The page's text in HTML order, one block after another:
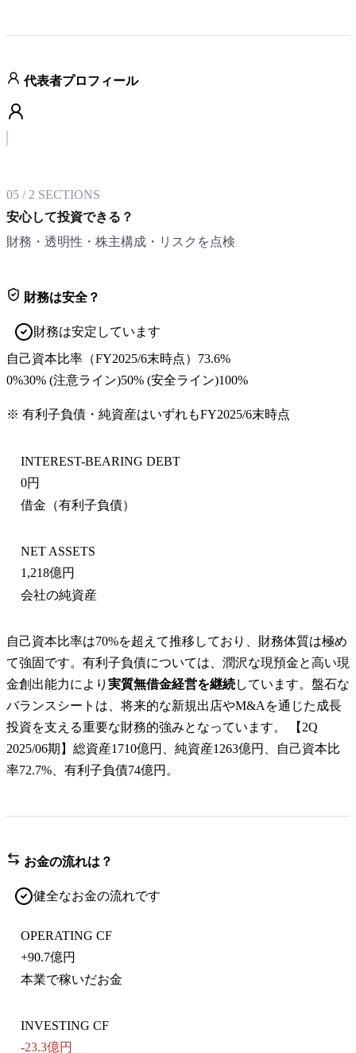
代表者プロフィール
05 / 2 SECTIONS
安心して投資できる？
財務・透明性・株主構成・リスクを点検
財務は安全？
財務は安定しています
自己資本比率 （FY2025/6末時点） 73.6%
0%30% (注意ライン)50% (安全ライン)100%
※ 有利子負債・純資産はいずれもFY2025/6末時点
INTEREST-BEARING DEBT
0円
借金（有利子負債）
NET ASSETS
1,218億円
会社の純資産
自己資本比率は70%を超えて推移しており、財務体質は極め
て強固です。有利子負債については、潤沢な現預金と高い現
金創出能力により 実質無借金経営を継続しています。盤石な
バランスシートは、将来的な新規出店やM&Aを通じた成長
投資を支える重要な財務的強みとなっています。 【2Q
2025/06期】総資産1710億円、純資産1263億円、自己資本比
率72.7%、有利子負債74億円。
お金の流れは？
健全なお金の流れです
OPERATING CF
+90.7億円
本業で稼いだお金
INVESTING CF
-23.3億円